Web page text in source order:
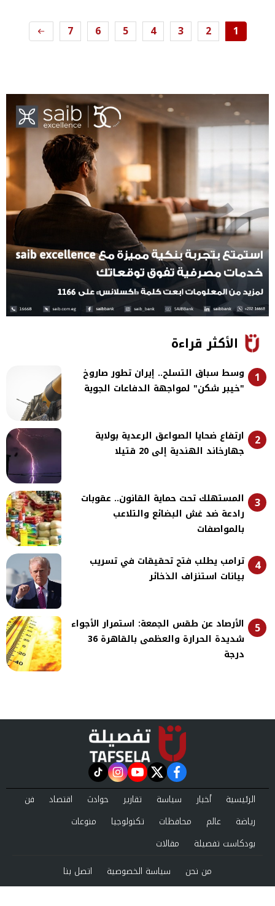
1
2
3
4
5
6
7
الأكثر قراءة
1
وسط سباق التسلح.. إيران تطور صاروخ
"خيبر شكن" لمواجهة الدفاعات الجوية
2
ارتفاع ضحايا الصواعق الرعدية بولاية
جهارخاند الهندية إلى 20 قتيلا
3
المستهلك تحت حماية القانون.. عقوبات
رادعة ضد غش البضائع والتلاعب
بالمواصفات
4
ترامب يطلب فتح تحقيقات في تسريب
بيانات استنزاف الذخائر
5
الأرصاد عن طقس الجمعة: استمرار الأجواء
شديدة الحرارة والعظمى بالقاهرة 36
درجة
facebook
twitter
youtube
instagram
tiktok
الرئيسية أخبار سياسة تقارير حوادث اقتصاد
فن
رياضة
عالم محافظات تكنولوجيا
منوعات
بودكاست تفصيلة
مقالات
من نحن
سياسة الخصوصية اتصل بنا